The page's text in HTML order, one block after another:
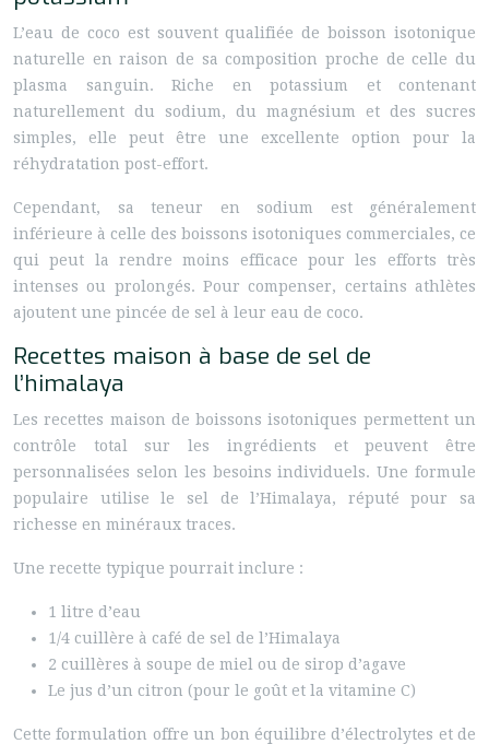
L’eau de coco est souvent qualifiée de boisson isotonique
naturelle en raison de sa composition proche de celle du
plasma sanguin. Riche en potassium et contenant
naturellement du sodium, du magnésium et des sucres
simples, elle peut être une excellente option pour la
réhydratation post-effort.
Cependant, sa teneur en sodium est généralement
inférieure à celle des boissons isotoniques commerciales, ce
qui peut la rendre moins efficace pour les efforts très
intenses ou prolongés. Pour compenser, certains athlètes
ajoutent une pincée de sel à leur eau de coco.
Recettes maison à base de sel de
l’himalaya
Les recettes maison de boissons isotoniques permettent un
contrôle total sur les ingrédients et peuvent être
personnalisées selon les besoins individuels. Une formule
populaire utilise le sel de l’Himalaya, réputé pour sa
richesse en minéraux traces.
Une recette typique pourrait inclure :
1 litre d’eau
1/4 cuillère à café de sel de l’Himalaya
2 cuillères à soupe de miel ou de sirop d’agave
Le jus d’un citron (pour le goût et la vitamine C)
Cette formulation offre un bon équilibre d’électrolytes et de